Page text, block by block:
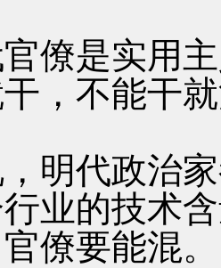
是实用主
，不能干
代政治家
业的技术
僚要能混。